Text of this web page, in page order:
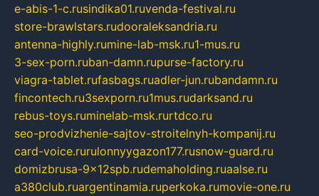
e-abis-1-c.rusindika01.ruvenda-festival.ru
store-brawlstars.rudooraleksandria.ru
antenna-highly.rumine-lab-msk.ru1-mus.ru
3-sex-porn.ruban-damn.rupurse-factory.ru
viagra-tablet.rufasbags.ruadler-jun.rubandamn.ru
fincontech.ru3sexporn.ru1mus.rudarksand.ru
rebus-toys.ruminelab-msk.rurtdco.ru
seo-prodvizhenie-sajtov-stroitelnyh-kompanij.ru
card-voice.rurulonnyygazon177.rusnow-guard.ru
domizbrusa-9x12spb.rudemaholding.ruaalse.ru
a380club.ruargentinamia.ruperkoka.rumovie-one.ru